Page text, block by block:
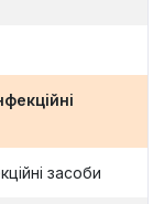
засоби